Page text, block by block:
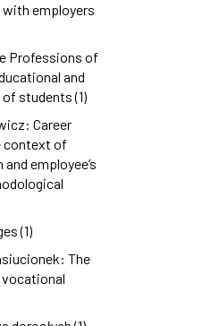
employers
Professions of
and
students (1)
Career
context of
employee’s
(1)
The
vocational